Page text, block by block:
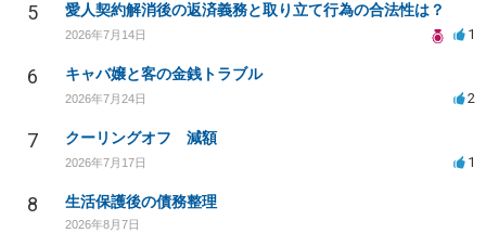
5 愛人契約解消後の返済義務と取り立て行為の合法性は？
2026年7月14日 1
6 キャバ嬢と客の金銭トラブル
2026年7月24日 2
7 クーリングオフ 減額
2026年7月17日 1
8 生活保護後の債務整理
2026年8月7日